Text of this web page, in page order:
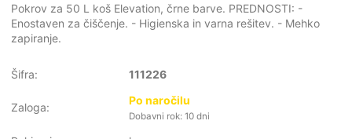
Pokrov za 50 L koš Elevation, črne barve. PREDNOSTI: -
Enostaven za čiščenje. - Higienska in varna rešitev. - Mehko
zapiranje.
Šifra: 111226
Zaloga:
Po naročilu
Dobavni rok: 10 dni